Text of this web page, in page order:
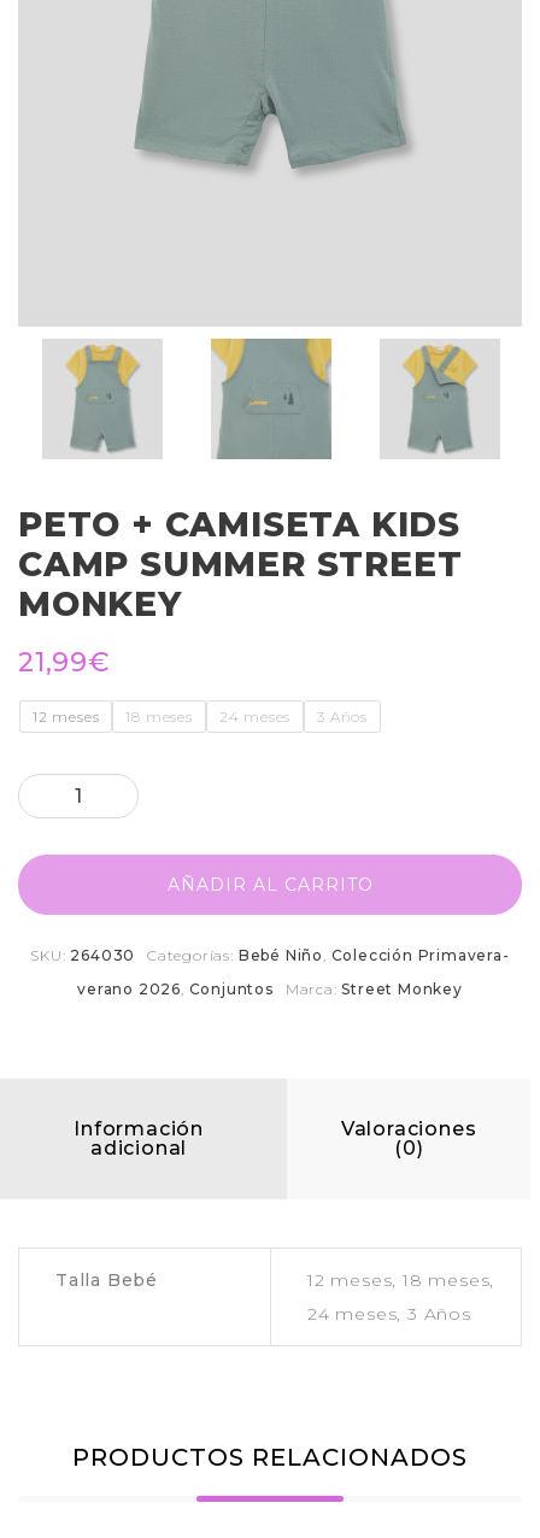
PETO + CAMISETA KIDS
CAMP SUMMER STREET
MONKEY
21,99€
12 meses 18 meses 24 meses 3 Años
AÑADIR AL CARRITO
SKU: 264030 Categorías: Bebé Niño Colección Primavera-
verano 2026 Conjuntos Marca:Street Monkey
Información
adicional
Valoraciones
(0)
Talla Bebé
12 meses, 18 meses,
24 meses, 3 Años
PRODUCTOS RELACIONADOS